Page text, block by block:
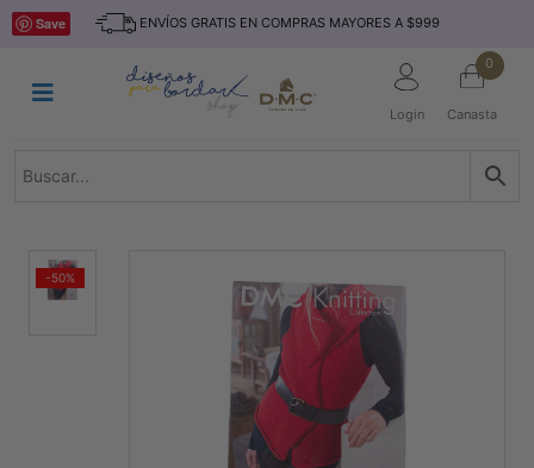
Saltar
ENVÍOS GRATIS EN COMPRAS MAYORES A $999
Login
0
Canasta
INICIO
TEJIDO
TELAS-50%
Save